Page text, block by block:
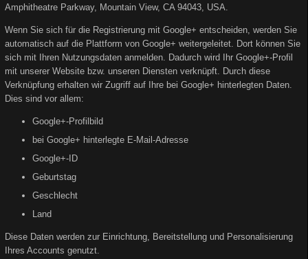
Amphitheatre Parkway, Mountain View, CA 94043, USA.
Wenn Sie sich für die Registrierung mit Google+ entscheiden, werden Sie
automatisch auf die Plattform von Google+ weitergeleitet. Dort können Sie
sich mit Ihren Nutzungsdaten anmelden. Dadurch wird Ihr Google+-Profil
mit unserer Website bzw. unseren Diensten verknüpft. Durch diese
Verknüpfung erhalten wir Zugriff auf Ihre bei Google+ hinterlegten Daten.
Dies sind vor allem:
Google+-Profilbild
bei Google+ hinterlegte E-Mail-Adresse
Google+-ID
Geburtstag
Geschlecht
Land
Diese Daten werden zur Einrichtung, Bereitstellung und Personalisierung
Ihres Accounts genutzt.